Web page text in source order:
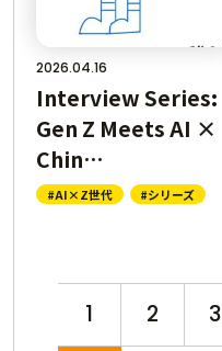
2026.04.16
#AI×Z世代 #シリーズ
Interview Series:
Gen Z Meets AI ×
Chin…
1 2 3